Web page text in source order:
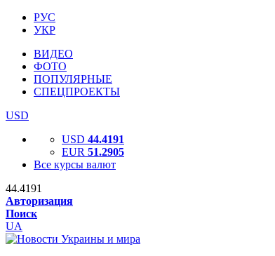
РУС
УКР
ВИДЕО
ФОТО
ПОПУЛЯРНЫЕ
СПЕЦПРОЕКТЫ
USD
USD 44.4191
EUR 51.2905
Все курсы валют
44.4191
Авторизация
Поиск
UA